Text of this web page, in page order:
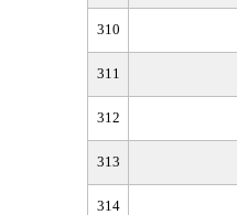
310
311
312
313
314